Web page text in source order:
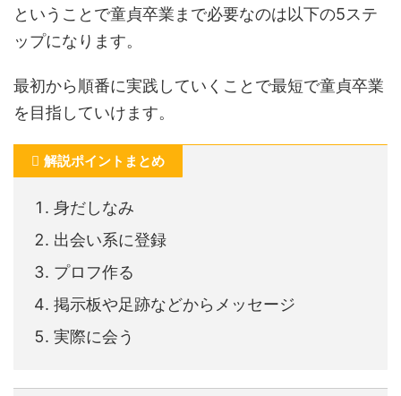
ということで童貞卒業まで必要なのは以下の5ステ
ップになります。
最初から順番に実践していくことで最短で童貞卒業
を目指していけます。
解説ポイントまとめ
身だしなみ
出会い系に登録
プロフ作る
掲示板や足跡などからメッセージ
実際に会う